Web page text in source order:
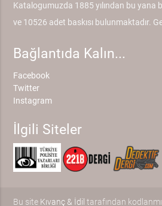
Katalogumuzda 1885 yılından bu yana
ve 10526 adet baskısı bulunmaktadır.
Bağlantıda Kalın...
Facebook
Twitter
Instagram
İlgili Siteler
Bu site Kıvanç & İdil tarafından